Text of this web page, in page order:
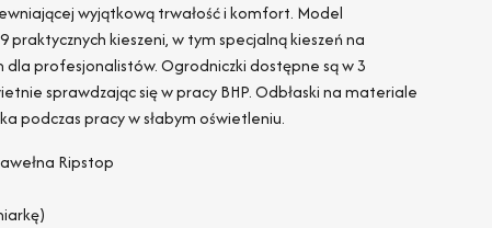
wyjątkową trwałość i komfort. Model
praktycznych kieszeni, w tym specjalną kieszeń na
profesjonalistów. Ogrodniczki dostępne są w 3
sprawdzając się w pracy BHP. Odbłaski na materiale
podczas pracy w słabym oświetleniu.
Ripstop